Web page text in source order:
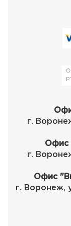
г.
Офис
г.
Офис
г. Воронеж,